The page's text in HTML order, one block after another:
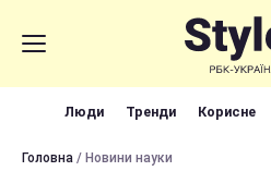
Люди Тренди Корисне
Головна / Новини науки